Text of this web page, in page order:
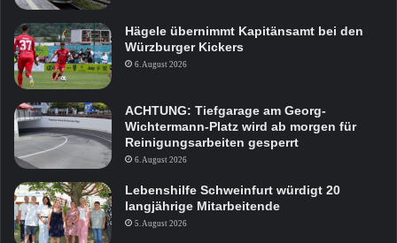
Hägele übernimmt Kapitänsamt bei den
Würzburger Kickers
6. August 2026
ACHTUNG: Tiefgarage am Georg-
Wichtermann-Platz wird ab morgen für
Reinigungsarbeiten gesperrt
6. August 2026
Lebenshilfe Schweinfurt würdigt 20
langjährige Mitarbeitende
5. August 2026